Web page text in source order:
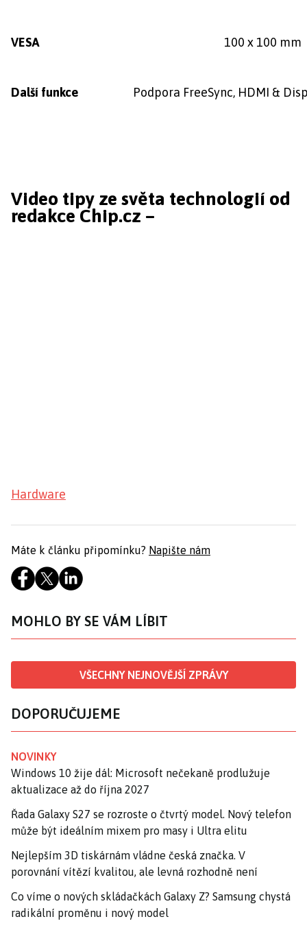
VESA 100 x 100 mm
Další funkce Podpora FreeSync, HDMI &
Video tipy ze světa technologií od
redakce Chip.cz –
Hardware
Máte k článku připomínku? Napište nám
MOHLO BY SE VÁM LÍBIT
VŠECHNY NEJNOVĚJŠÍ ZPRÁVY
DOPORUČUJEME
NOVINKY
Windows 10 žije dál: Microsoft nečekaně prodlužuje
aktualizace až do října 2027
Řada Galaxy S27 se rozroste o čtvrtý model. Nový telefon
může být ideálním mixem pro masy i Ultra elitu
Nejlepším 3D tiskárnám vládne česká značka. V
porovnání vítězí kvalitou, ale levná rozhodně není
Co víme o nových skládačkách Galaxy Z? Samsung chystá
radikální proměnu i nový model